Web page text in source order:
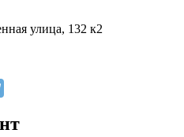
улица, 132 к2